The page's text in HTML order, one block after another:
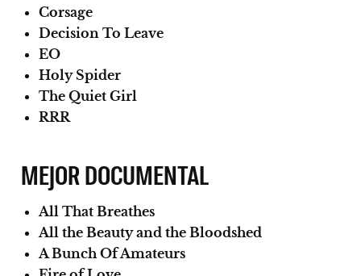
Corsage
Decision To Leave
EO
Holy Spider
The Quiet Girl
RRR
MEJOR DOCUMENTAL
All That Breathes
All the Beauty and the Bloodshed
A Bunch Of Amateurs